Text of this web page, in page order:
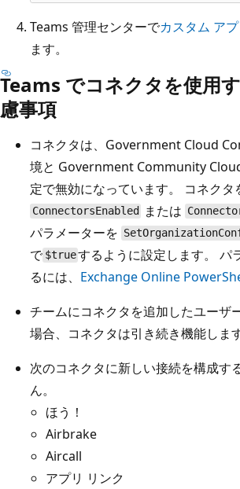
Teams 管理センターでカスタム ア
ます。
Teams でコネクタを使用
慮事項
コネクタは、Government Cloud
境と Government Community
定で無効になっています。 コネクタ
ConnectorsEnabled または
パラメーターを
で $trueするように設定します。 パ
るには、 Exchange Online
チームにコネクタを追加したユーザ
場合、コネクタは引き続き機能します
次のコネクタに新しい接続を構成す
ん。
ほう！
Airbrake
Aircall
アプリ リンク